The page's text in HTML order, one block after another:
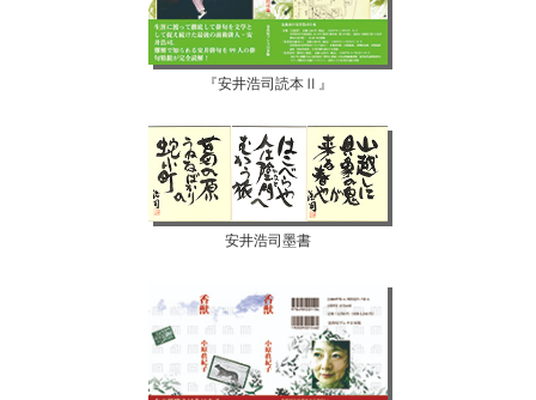
『安井浩司読本Ⅱ』
安井浩司墨書